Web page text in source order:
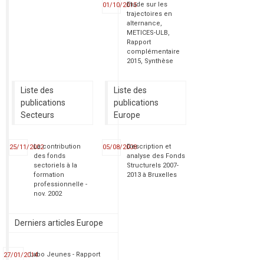
01/10/2015Etude sur les
trajectoires en
alternance,
METICES-ULB,
Rapport
complémentaire
2015, Synthèse
Liste des
publications
Secteurs
25/11/2002La contribution
des fonds
sectoriels à la
formation
professionnelle -
nov. 2002
Liste des
publications
Europe
05/08/2008Description et
analyse des Fonds
Structurels 2007-
2013 à Bruxelles
Derniers articles Europe
27/01/2014Labo Jeunes - Rapport